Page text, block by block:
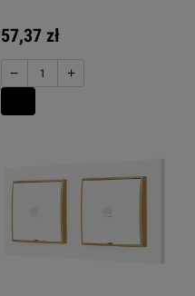
57,37 zł
− +